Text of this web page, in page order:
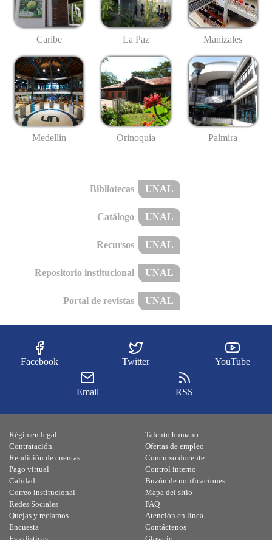
Caribe La Paz Manizales
Medellín Orinoquía Palmira
Bibliotecas UNAL
Catálogo UNAL
Recursos UNAL
Repositorio institucional UNAL
Portal de revistas UNAL
Facebook Twitter YouTube
Email RSS
Régimen legal
Contratación
Rendición de cuentas
Pago virtual
Calidad
Talento humano
Ofertas de empleo
Concurso docente
Control interno
Buzón de notificaciones
Correo institucional
Redes Sociales
Quejas y reclamos
Encuesta
Mapa del sitio
FAQ
Atención en línea
Contáctenos